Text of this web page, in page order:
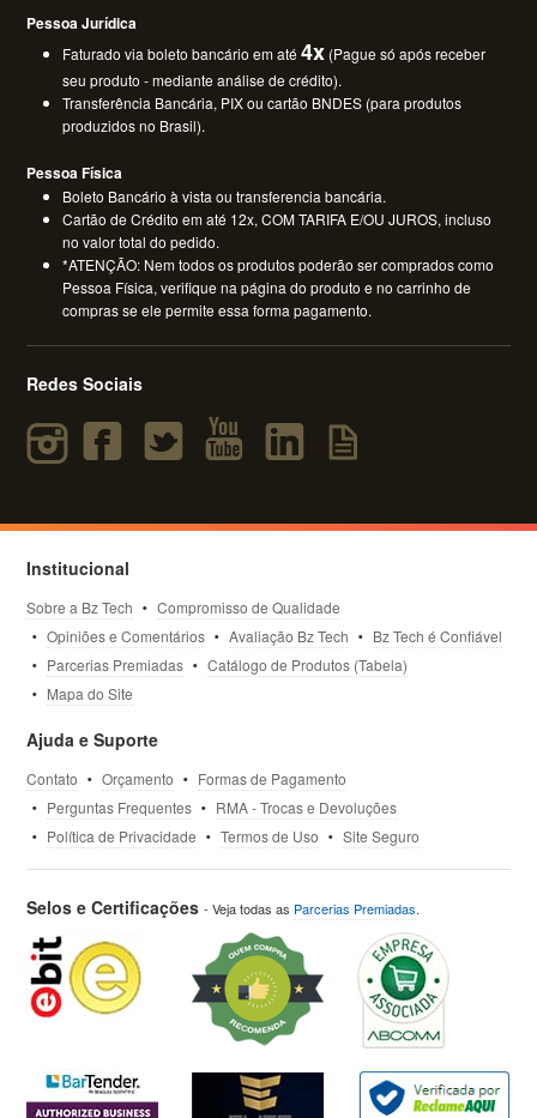
Pessoa Jurídica
Faturado via boleto bancário em até4x (Pague só após receber
seu produto - mediante análise de crédito).
Transferência Bancária, PIX ou cartão BNDES (para produtos
produzidos no Brasil).
Pessoa Física
Boleto Bancário à vista ou transferencia bancária.
Cartão de Crédito em até 12x, COM TARIFA E/OU JUROS, incluso
no valor total do pedido.
*ATENÇÃO: Nem todos os produtos poderão ser comprados como
Pessoa Física, verifique na página do produto e no carrinho de
compras se ele permite essa forma pagamento.
Redes Sociais
Institucional
Sobre a Bz Tech
Compromisso de Qualidade
Opiniões e Comentários
Avaliação Bz Tech
Bz Tech é Confiável
Parcerias Premiadas
Catálogo de Produtos (Tabela)
Mapa do Site
Ajuda e Suporte
Contato Orçamento
Formas de Pagamento
Perguntas Frequentes
RMA - Trocas e Devoluções
Política de Privacidade
Termos de Uso Site Seguro
Selos e Certificações- Veja todas as Parcerias Premiadas.